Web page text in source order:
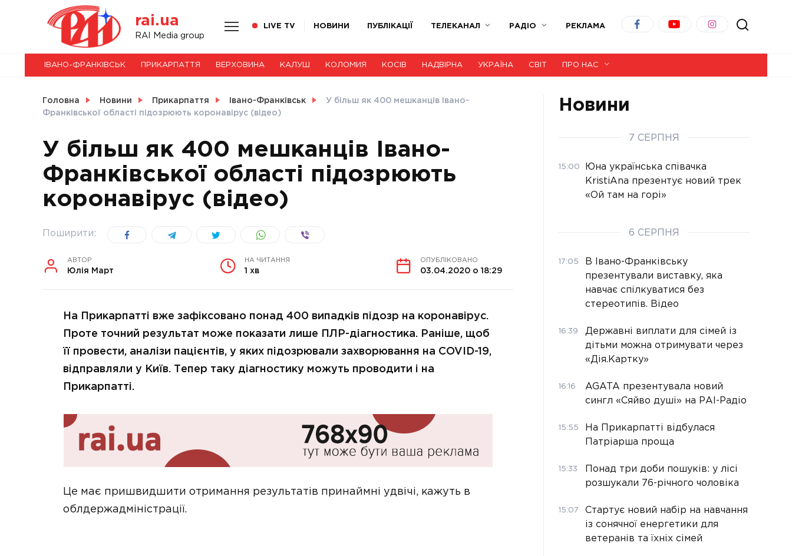
rai.ua
RAI Media group
LIVE TV НОВИНИ ПУБЛІКАЦІЇ ТЕЛЕКАНАЛ РАДІО РЕКЛАМА
НОВИНИ
СВІТ
УКРАЇНА
ІВАНО-ФРАНКІВСЬК ПРИКАРПАТТЯ ВЕРХОВИНА КАЛУШ КОЛОМИЯ КОСІВ НАДВІРНА УКРАЇНА СВІТ ПРО НАС
Головна Новини Прикарпаття Івано-Франківськ
У більш як 400 мешканців Івано-
Франківської області підозрюють коронавірус (відео)
У більш як 400 мешканців Івано-
Франківської області підозрюють
коронавірус (відео)
Поширити:
АВТОР
Юлія Март
НА ЧИТАННЯ
1 хв
ОПУБЛІКОВАНО
03.04.2020 о 18:29
На Прикарпатті вже зафіксовано понад 400 випадків підозр на коронавірус.
Проте точний результат може показати лише ПЛР-діагностика. Раніше, щоб
її провести, аналізи пацієнтів, у яких підозрювали захворювання на COVID-19,
відправляли у Київ. Тепер таку діагностику можуть проводити і на
Прикарпатті.
Це має пришвидшити отримання результатів принаймні удвічі, кажуть в
облдержадміністрації.
Новини
7 СЕРПНЯ
15:00
Юна українська співачка
KristiAna презентує новий трек
«Ой там на горі»
6 СЕРПНЯ
17:05
В Івано-Франківську
презентували виставку, яка
навчає спілкуватися без
стереотипів. Відео
16:39
Державні виплати для сімей із
дітьми можна отримувати через
«Дія.Картку»
16:16
AGATA презентувала новий
сингл «Сяйво душі» на РАІ-Радіо
15:55
На Прикарпатті відбулася
Патріарша проща
15:33
Понад три доби пошуків: у лісі
розшукали 76-річного чоловіка
15:07
Стартує новий набір на навчання
із сонячної енергетики для
ветеранів та їхніх сімей